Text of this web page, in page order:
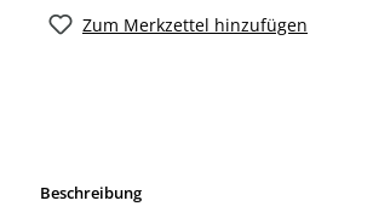
Zum Merkzettel hinzufügen
Beschreibung